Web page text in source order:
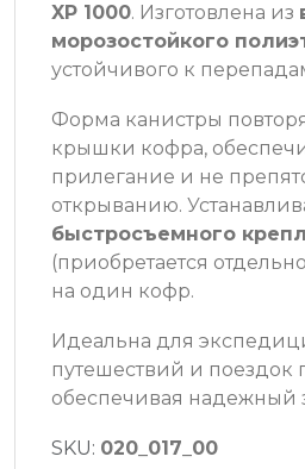
XP 1000. Изготовлена из
морозостойкого
устойчивого к
Форма канистры
крышки кофра,
прилегание и не
открыванию.
быстросъемного
(приобретается
на один кофр.
Идеальна для
путешествий и поездок
обеспечивая надежный
SKU: 020_017_00